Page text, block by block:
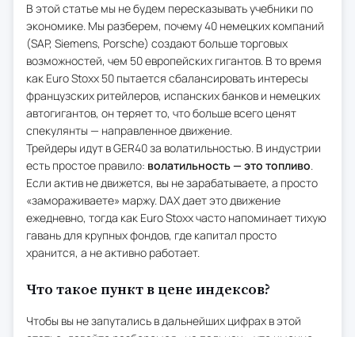
В этой статье мы не будем пересказывать учебники по
экономике. Мы разберем, почему 40 немецких компаний
(SAP, Siemens, Porsche) создают больше торговых
возможностей, чем 50 европейских гигантов. В то время
как Euro Stoxx 50 пытается сбалансировать интересы
французских ритейлеров, испанских банков и немецких
автогигантов, он теряет то, что больше всего ценят
спекулянты — направленное движение.
Трейдеры идут в GER40 за волатильностью. В индустрии
есть простое правило: волатильность — это топливо.
Если актив не движется, вы не зарабатываете, а просто
«замораживаете» маржу. DAX дает это движение
ежедневно, тогда как Euro Stoxx часто напоминает тихую
гавань для крупных фондов, где капитал просто
хранится, а не активно работает.
Что такое пункт в цене индексов?
Чтобы вы не запутались в дальнейших цифрах в этой